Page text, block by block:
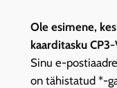
Ole esimene,
kaarditasku CP3-
Sinu e-
on tähistatud *-